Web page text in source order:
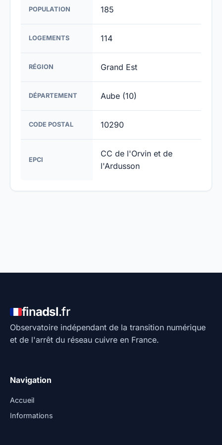
POPULATION 185
LOGEMENTS 114
RÉGION Grand Est
DÉPARTEMENT Aube (10)
CODE POSTAL 10290
EPCI
CC de l'Orvin et de
l'Ardusson
finadsl.fr
Observatoire indépendant de la transition numérique
et de l'arrêt du réseau cuivre en France.
Navigation
Accueil
Informations